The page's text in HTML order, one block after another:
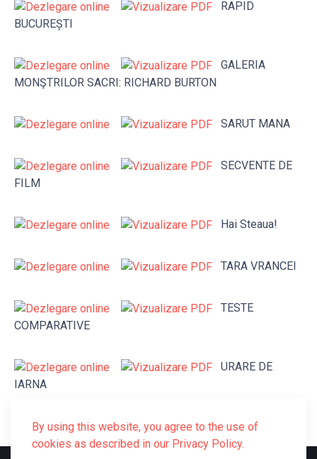
By using this website, you agree to the use of
cookies as described in our Privacy Policy.
RAPID
BUCUREȘTI
GALERIA
MONŞTRILOR SACRI: RICHARD BURTON
SARUT MANA
SECVENTE DE
FILM
Hai Steaua!
TARA VRANCEI
TESTE
COMPARATIVE
URARE DE
IARNA